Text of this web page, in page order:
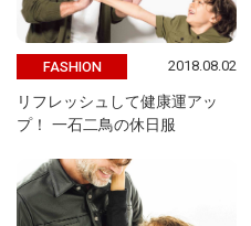
FASHION 2018.08.02
リフレッシュして健康運アッ
プ！ 一石二鳥の休日服